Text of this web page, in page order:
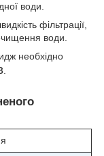
води.
фільтрації,
води.
необхідно
.